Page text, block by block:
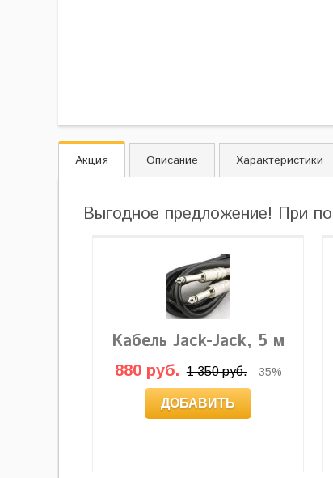
Акция Описание Характеристики
Выгодное предложение! При
Кабель Jack-Jack, 5 м
880 руб. 1 350 руб. -35%
ДОБАВИТЬ